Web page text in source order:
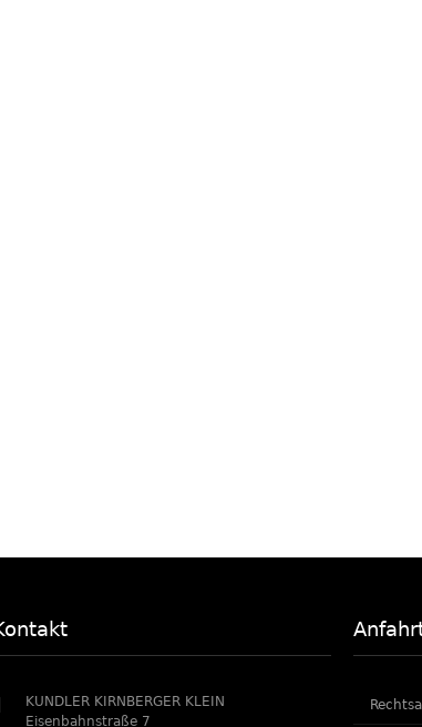
KUNDLER KIRNBERGER KLEIN
Eisenbahnstraße 7